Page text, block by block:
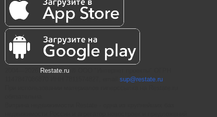
Restate.ru
sup@restate.ru